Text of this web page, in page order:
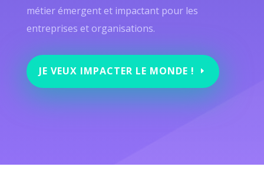
métier émergent et impactant pour les
entreprises et organisations.
JE VEUX IMPACTER LE MONDE !